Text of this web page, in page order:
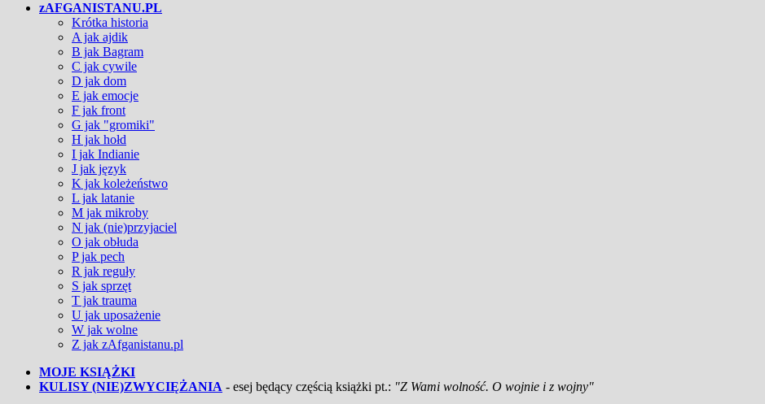
zAFGANISTANU.PL
Krótka historia
A jak ajdik
B jak Bagram
C jak cywile
D jak dom
E jak emocje
F jak front
G jak "gromiki"
H jak hołd
I jak Indianie
J jak język
K jak koleżeństwo
L jak latanie
M jak mikroby
N jak (nie)przyjaciel
O jak obłuda
P jak pech
R jak reguły
S jak sprzęt
T jak trauma
U jak uposażenie
W jak wolne
Z jak zAfganistanu.pl
MOJE KSIĄŻKI
KULISY (NIE)ZWYCIĘŻANIA - esej będący częścią książki pt.: "Z Wami wolność. O wojnie i z wojny"